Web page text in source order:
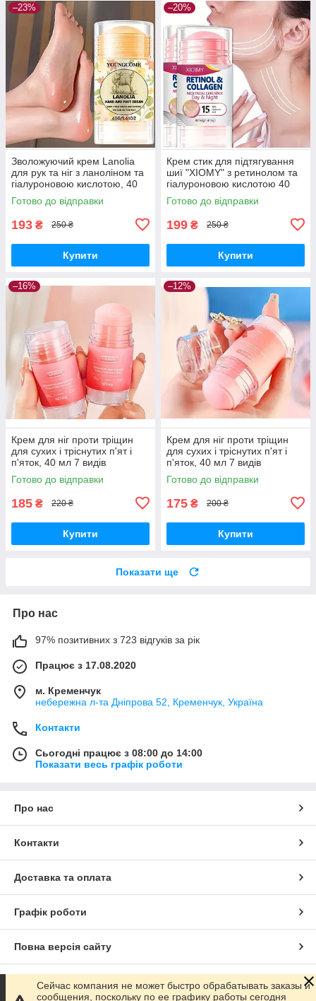
–23%
Зволожуючий крем Lanolia
для рук та ніг з ланоліном та
гіалуроновою кислотою, 40
мл
Готово до відправки
193 ₴ 250 ₴
Купити
–20%
Крем стик для підтягування
шиї "XIOMY" з ретинолом та
гіалуроновою кислотою 40
мл
Готово до відправки
199 ₴ 250 ₴
Купити
–16%
Крем для ніг проти тріщин
для сухих і тріснутих п'ят і
п'яток, 40 мл 7 видів
Готово до відправки
185 ₴ 220 ₴
Купити
–12%
Крем для ніг проти тріщин
для сухих і тріснутих п'ят і
п'яток, 40 мл 7 видів
Готово до відправки
175 ₴ 200 ₴
Купити
Показати ще
Про нас
97% позитивних з 723 відгуків за рік
Працює з 17.08.2020
м. Кременчук
небережна л-та Дніпрова 52, Кременчук, Україна
Контакти
Сьогодні працює з 08:00 до 14:00
Показати весь графік роботи
Про нас
Контакти
Доставка та оплата
Графік роботи
Повна версія сайту
Сайт створено на маркетплейсі Prom.ua
Сейчас компания не может быстро обрабатывать заказы и
сообщения, поскольку по ее графику работы сегодня